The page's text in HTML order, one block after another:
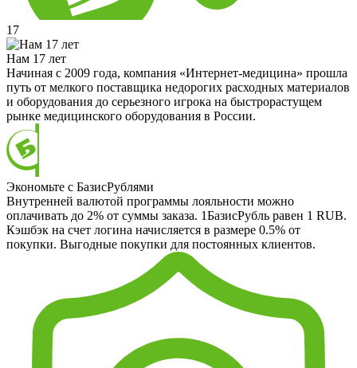
17
Нам 17 лет
Начиная с 2009 года, компания «Интернет-медицина» прошла
путь от мелкого поставщика недорогих расходных материалов
и оборудования до серьезного игрока на быстрорастущем
рынке медицинского оборудования в России.
Экономьте с БазисРублями
Внутренней валютой программы лояльности можно
оплачивать до 2% от суммы заказа. 1БазисРубль равен 1 RUB.
Кэшбэк на счет логина начисляется в размере 0.5% от
покупки. Выгодные покупки для постоянных клиентов.